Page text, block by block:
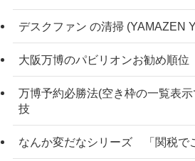
デスクファン の清掃 (YAMAZEN
大阪万博のパビリオンお勧め順位
万博予約必勝法(空き枠の一覧表
技
なんか変だなシリーズ 「関税で